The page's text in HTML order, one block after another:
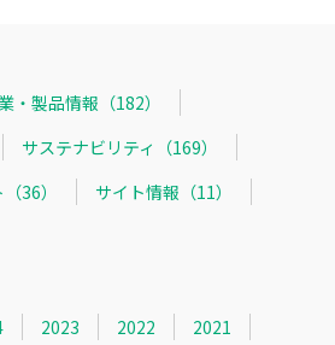
・製品情報（182）
サステナビリティ（169）
36）
サイト情報（11）
2023 2022 2021